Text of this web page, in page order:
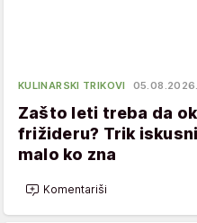
KULINARSKI TRIKOVI 05.08.2026.
Zašto leti treba da
frižideru? Trik
malo ko zna
Komentariši